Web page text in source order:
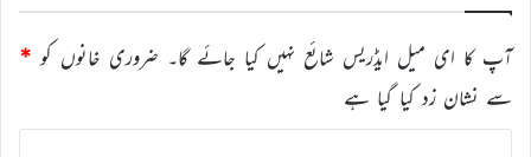
آپ کا ای میل ایڈریس شائع نہیں کیا جائے گا۔ ضروری خانوں کو *
سے نشان زد کیا گیا ہے